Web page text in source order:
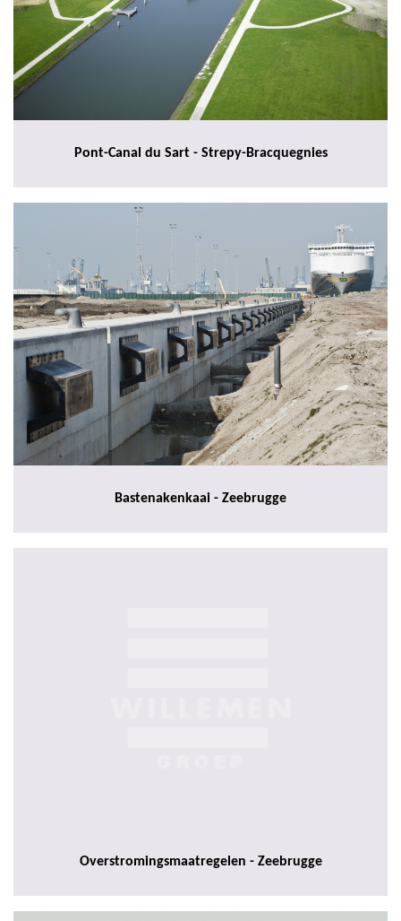
Pont-Canal du Sart - Strepy-Bracquegnies
Bastenakenkaai - Zeebrugge
Overstromingsmaatregelen - Zeebrugge